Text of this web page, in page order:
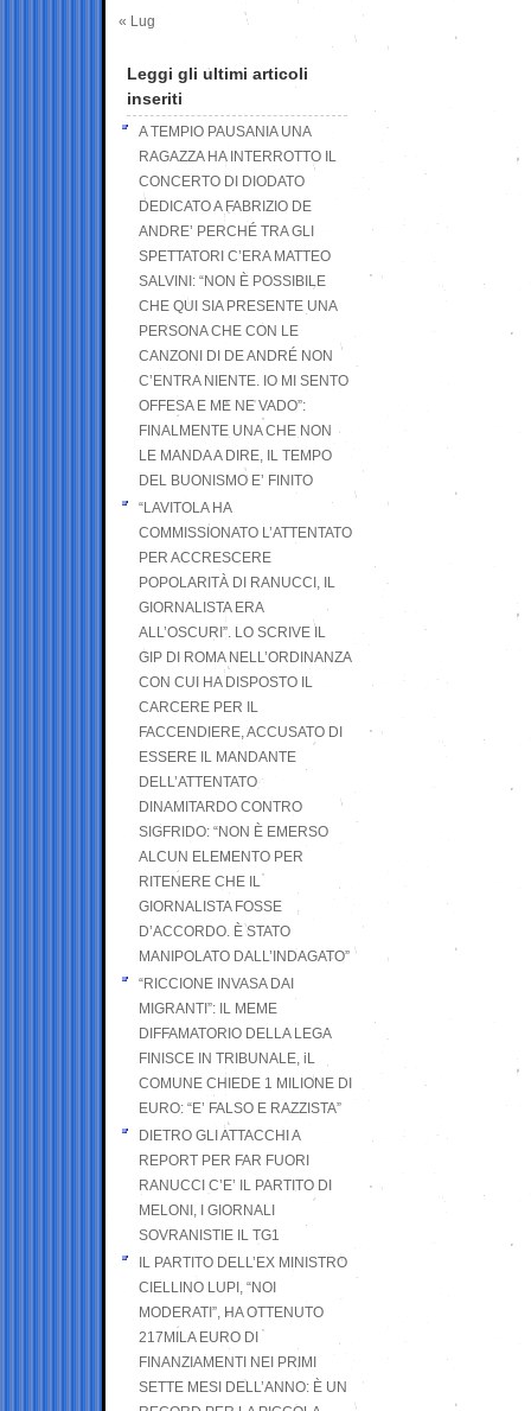
« Lug
Leggi gli ultimi articoli
inseriti
A TEMPIO PAUSANIA UNA
RAGAZZA HA INTERROTTO IL
CONCERTO DI DIODATO
DEDICATO A FABRIZIO DE
ANDRE’ PERCHÉ TRA GLI
SPETTATORI C’ERA MATTEO
SALVINI: “NON È POSSIBILE
CHE QUI SIA PRESENTE UNA
PERSONA CHE CON LE
CANZONI DI DE ANDRÉ NON
C’ENTRA NIENTE. IO MI SENTO
OFFESA E ME NE VADO”:
FINALMENTE UNA CHE NON
LE MANDA A DIRE, IL TEMPO
DEL BUONISMO E’ FINITO
“LAVITOLA HA
COMMISSIONATO L’ATTENTATO
PER ACCRESCERE
POPOLARITÀ DI RANUCCI, IL
GIORNALISTA ERA
ALL’OSCURI”. LO SCRIVE IL
GIP DI ROMA NELL’ORDINANZA
CON CUI HA DISPOSTO IL
CARCERE PER IL
FACCENDIERE, ACCUSATO DI
ESSERE IL MANDANTE
DELL’ATTENTATO
DINAMITARDO CONTRO
SIGFRIDO: “NON È EMERSO
ALCUN ELEMENTO PER
RITENERE CHE IL
GIORNALISTA FOSSE
D’ACCORDO. È STATO
MANIPOLATO DALL’INDAGATO”
“RICCIONE INVASA DAI
MIGRANTI”: IL MEME
DIFFAMATORIO DELLA LEGA
FINISCE IN TRIBUNALE, iL
COMUNE CHIEDE 1 MILIONE DI
EURO: “E’ FALSO E RAZZISTA”
DIETRO GLI ATTACCHI A
REPORT PER FAR FUORI
RANUCCI C’E’ IL PARTITO DI
MELONI, I GIORNALI
SOVRANISTIE IL TG1
IL PARTITO DELL’EX MINISTRO
CIELLINO LUPI, “NOI
MODERATI”, HA OTTENUTO
217MILA EURO DI
FINANZIAMENTI NEI PRIMI
SETTE MESI DELL’ANNO: È UN